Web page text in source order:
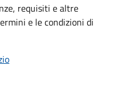
requisiti e altre
e le condizioni di